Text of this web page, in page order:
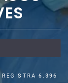
6.396